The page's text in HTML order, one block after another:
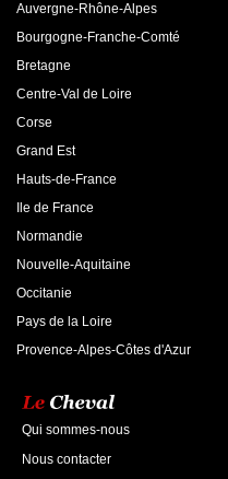
Auvergne-Rhône-Alpes
Bourgogne-Franche-Comté
Bretagne
Centre-Val de Loire
Corse
Grand Est
Hauts-de-France
Ile de France
Normandie
Nouvelle-Aquitaine
Occitanie
Pays de la Loire
Provence-Alpes-Côtes d'Azur
Qui sommes-nous
Nous contacter